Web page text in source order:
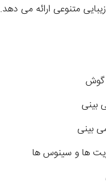
متنوعی ارائه می دهد.
گوش
بینی
بینی
ها و سینوس ها